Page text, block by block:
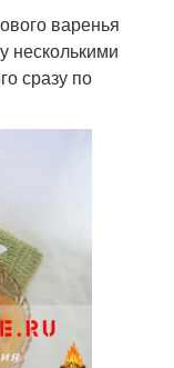
варенья
несколькими
сразу по